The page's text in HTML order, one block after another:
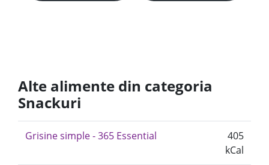
Alte alimente din categoria
Snackuri
Grisine simple - 365 Essential
405
kCal